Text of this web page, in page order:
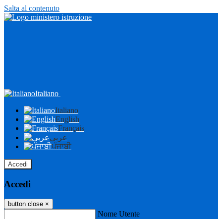
Salta al contenuto
Italiano
Italiano
English
Français
عربى
ਪੰਜਾਬੀ
Accedi
Accedi
button close ×
Nome Utente